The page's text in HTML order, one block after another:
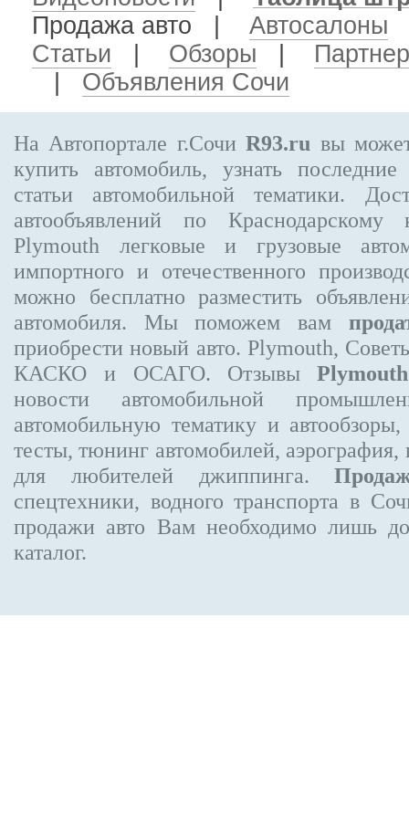
Продажа авто
Автосалоны
Статьи
Обзоры
Объявления Сочи
На Автопортале г.СочиR93.ru вы
купить автомобиль, узнать
статьи автомобильной тематики.
автообъявлений по
Plymouth легковые и грузовые
импортного и отечественного
можно бесплатно разместить
автомобиля. Мы поможем вам
приобрести новый авто. Plymouth,
КАСКО и ОСАГО. ОтзывыPlymouth
новости автомобильной
автомобильную тематику и
тесты, тюнинг автомобилей,
для любителей джиппинга.
спецтехники, водного транспорта в
продажи авто Вам необходимо лишь
каталог.